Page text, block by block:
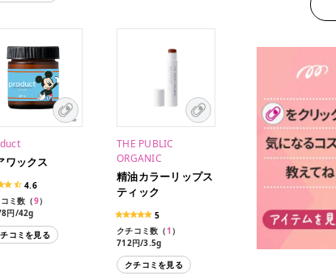
ワックス
4.6
ミ数（9）
円/42g
コミを見る
THE PUBLIC
ORGANIC
精油カラーリップス
ティック
5
クチコミ数（1 ）
712円/3.5g
712円/3.5g（限定色）
クチコミを見る